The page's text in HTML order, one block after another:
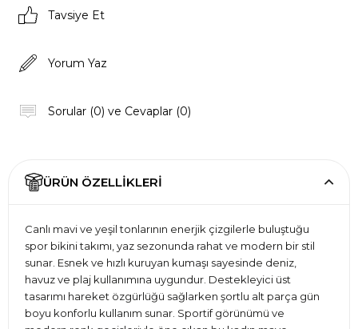
Tavsiye Et
Yorum Yaz
Sorular (0) ve Cevaplar (0)
ÜRÜN ÖZELLIKLERI
Canlı mavi ve yeşil tonlarının enerjik çizgilerle buluştuğu
spor bikini takımı, yaz sezonunda rahat ve modern bir stil
sunar. Esnek ve hızlı kuruyan kumaşı sayesinde deniz,
havuz ve plaj kullanımına uygundur. Destekleyici üst
tasarımı hareket özgürlüğü sağlarken şortlu alt parça gün
boyu konforlu kullanım sunar. Sportif görünümü ve